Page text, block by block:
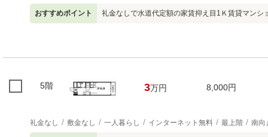
おすすめポイント 礼金なしで水道代定額の家賃抑え目1Ｋ賃貸マンシ
5階 3万円 8,000円
礼金なし 敷金なし 一人暮らし インターネット無料 最上階 南向